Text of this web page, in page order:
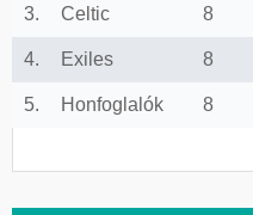
3. Celtic 8
4. Exiles 8
5. Honfoglalók 8